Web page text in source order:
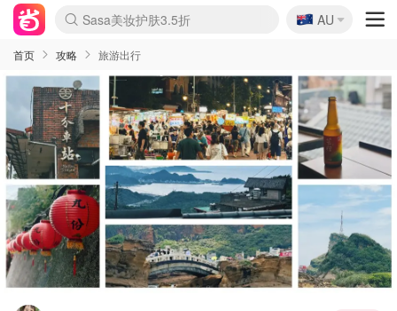
lululemon折扣上新
Sasa美妆护肤3.5折
SSENSE年中2.5折
FreshBeauty好价汇总
Cettire降价+叠9折
WWS Coles超市实拍
viagogo二手票捡漏
Myer超级周末
The Outnet奢牌1折起
David Jones 3折起
Flannels大牌1折
Perfumes Club护肤1折
AMIRO面罩$251
Amazon折扣汇总
eToro入金$200送$50
Amazon数码好物
ICONIC本周7.5折
ThedoubleF高奢地板价
Moose Knuckles 6折
丝芙兰5折起
EUFY摄像头$98
Selenichast首饰2折
Trip机票酒店促销
YSL送5件彩妆礼
Amazon家居好物
Amazon美妆护肤
雅漾大喷$8
过敏原检测盒$33
伊索独家赠50ml沐浴露
科颜氏高保湿面霜$29
SEALIFE海洋馆门票6折
丝塔芙大白罐$16
订阅Newsletter送香薰
Cult Beauty 6.8折
Harrods圣诞日历$525
LN-CC奢牌私促3折
d'Alba空姐喷雾$16
EVE LOM套装£56
Bernardelli独家4折
Adore Beauty 6折起
CT圣诞日历
Mytheresa奢品2.7折
Luxury Escapes 9折
Currentbody美容仪$881
MOON Garden Live
Roborock扫地机$649
Tingo Life水杯$24
Valentino官网5折
CR洗护套装$23
修丽可4件套$159
Myer彩妆2件7折
GANNI官网4.5折
Stylevana韩妆4折
Tessabit高奢8.5折
OGX洗发水$11
Amazon阿德莱德次日达
卡诗8.5折+赠礼
Philips Hue灯具8折
🇦🇺
AU
首页 攻略 旅游出行